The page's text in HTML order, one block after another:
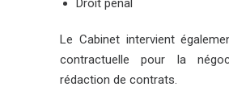
Droit pénal
Le Cabinet intervient
contractuelle pour la
rédaction de contrats.